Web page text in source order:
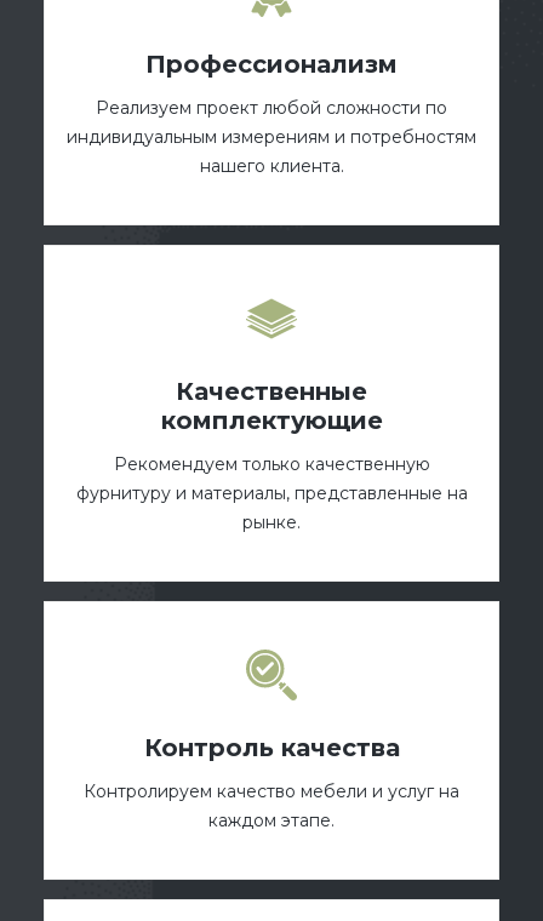
Профессионализм
Реализуем проект любой сложности по
индивидуальным измерениям и потребностям
нашего клиента.
Качественные
комплектующие
Рекомендуем только качественную
фурнитуру и материалы, представленные на
рынке.
Контроль качества
Контролируем качество мебели и услуг на
каждом этапе.